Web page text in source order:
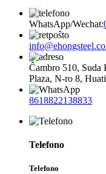
WhatsApp/Wechat:
Ĉambro 510,
Plaza, N-ro 8,
8618822138833
Telefono
Telefono